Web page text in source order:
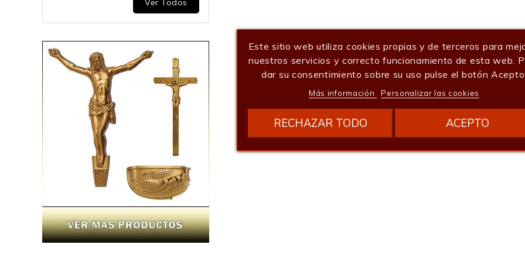
Ver Todos
Este sitio web utiliza cookies propias y de terceros para
nuestros servicios y correcto funcionamiento de esta web.
dar su consentimiento sobre su uso pulse el botón Acepto.
Más información Personalizar las cookies
RECHAZAR TODO ACEPTO